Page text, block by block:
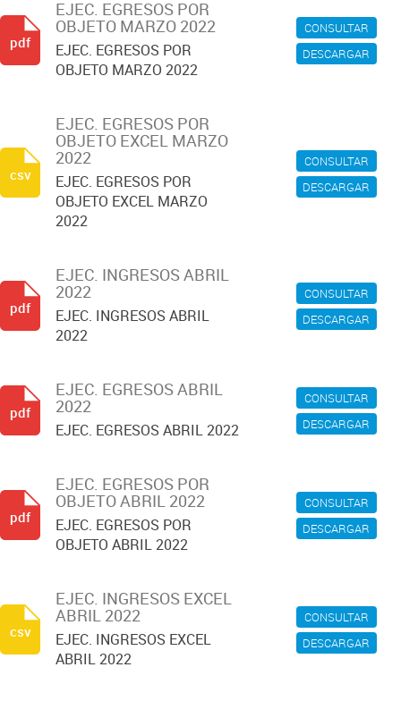
CONSULTAR
DESCARGAR
EJEC. EGRESOS POR
OBJETO MARZO 2022
EJEC. EGRESOS POR
OBJETO MARZO 2022
pdf
CONSULTAR
DESCARGAR
EJEC. EGRESOS POR
OBJETO EXCEL MARZO
2022
EJEC. EGRESOS POR
OBJETO EXCEL MARZO
2022
csv
CONSULTAR
DESCARGAR
EJEC. INGRESOS ABRIL
2022
EJEC. INGRESOS ABRIL
2022
pdf
CONSULTAR
DESCARGAR
EJEC. EGRESOS ABRIL
2022
EJEC. EGRESOS ABRIL 2022
pdf
CONSULTAR
DESCARGAR
EJEC. EGRESOS POR
OBJETO ABRIL 2022
EJEC. EGRESOS POR
OBJETO ABRIL 2022
pdf
CONSULTAR
DESCARGAR
EJEC. INGRESOS EXCEL
ABRIL 2022
EJEC. INGRESOS EXCEL
ABRIL 2022
csv